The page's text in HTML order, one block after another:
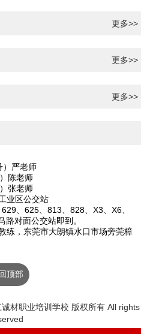
更多>>
更多>>
更多>>
严老师
陈老师
张老师
业区公交站
、625、813、828、X3、X6、
路对面公交站即到。
练，东莞市大朗镇水口市场旁莞樟
顶部
材职业培训学校 版权所有 All rights